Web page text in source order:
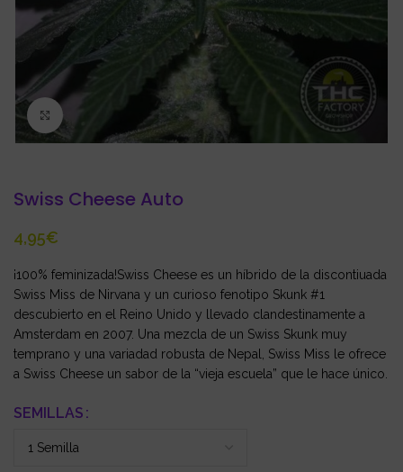
Click to enlarge
Swiss Cheese Auto
€
¡100% feminizada!Swiss Cheese es un híbrido de la discontiuada
Swiss Miss de Nirvana y un curioso fenotipo Skunk #1
descubierto en el Reino Unido y llevado clandestinamente a
Amsterdam en 2007. Una mezcla de un Swiss Skunk muy
temprano y una variadad robusta de Nepal, Swiss Miss le ofrece
a Swiss Cheese un sabor de la “vieja escuela” que le hace único.
SEMILLAS